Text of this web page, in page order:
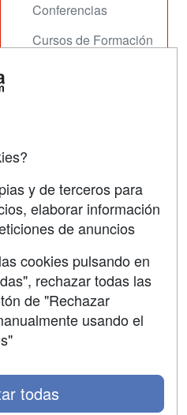
Conferencias
Cursos de Formación
y de terceros para
elaborar información
de anuncios
cookies pulsando en
rechazar todas las
de "Rechazar
usando el
todas